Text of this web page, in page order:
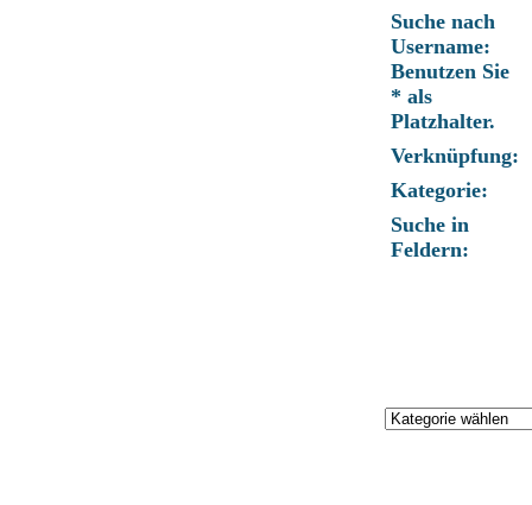
Suche nach
Username:
Benutzen Sie
* als
Platzhalter.
Verknüpfung:
Kategorie:
Suche in
Feldern: